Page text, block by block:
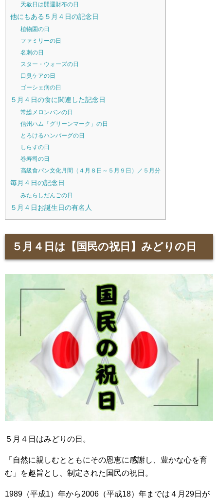
天赦日は開運財布の日
他にもある５月４日の記念日
植物園の日
ファミリーの日
名刺の日
スター・ウォーズの日
口臭ケアの日
ゴーシェ病の日
５月４日の食に関連した記念日
常総メロンパンの日
信州ハム「グリーンマーク」の日
とろけるハンバーグの日
しらすの日
巻寿司の日
高級食パン文化月間（４月８日～５月９日）／５月分
毎月４日の記念日
みたらしだんごの日
５月４日お誕生日の有名人
５月４日は【国民の祝日】みどりの日
５月４日はみどりの日。
「自然に親しむとともにその恩恵に感謝し、豊かな心を育
む」を趣旨とし、制定された国民の祝日。
1989（平成1）年から2006（平成18）年までは４月29日が